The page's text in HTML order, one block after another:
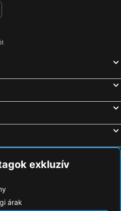
exkluzív
árak